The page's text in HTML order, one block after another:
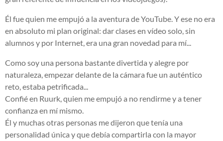
Él fue quien me empujó a la aventura de YouTube. Y ese no era
en absoluto mi plan original: dar clases en vídeo solo, sin
alumnos y por Internet, era una gran novedad para mí...
Como soy una persona bastante divertida y alegre por
naturaleza, empezar delante de la cámara fue un auténtico
reto, estaba petrificada...
Confié en Ruurk, quien me empujó a no rendirme y a tener
confianza en mí mismo.
Él y muchas otras personas me dijeron que tenía una
personalidad única y que debía compartirla con la mayor